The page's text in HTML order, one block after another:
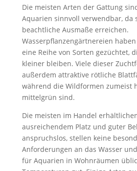
Die meisten Arten der Gattung
Aquarien sinnvoll verwendbar, da
beachtliche Ausmaße erreichen.
Wasserpflanzengärtnereien
eine Reihe von Sorten gezüchtet,
kleiner bleiben. Viele dieser
außerdem attraktive rötliche
während die Wildformen zumeist
mittelgrün sind.
Die meisten im Handel
ausreichendem Platz und guter
anspruchslos, stellen keine
Anforderungen an das Wasser
für Aquarien in Wohnräumen